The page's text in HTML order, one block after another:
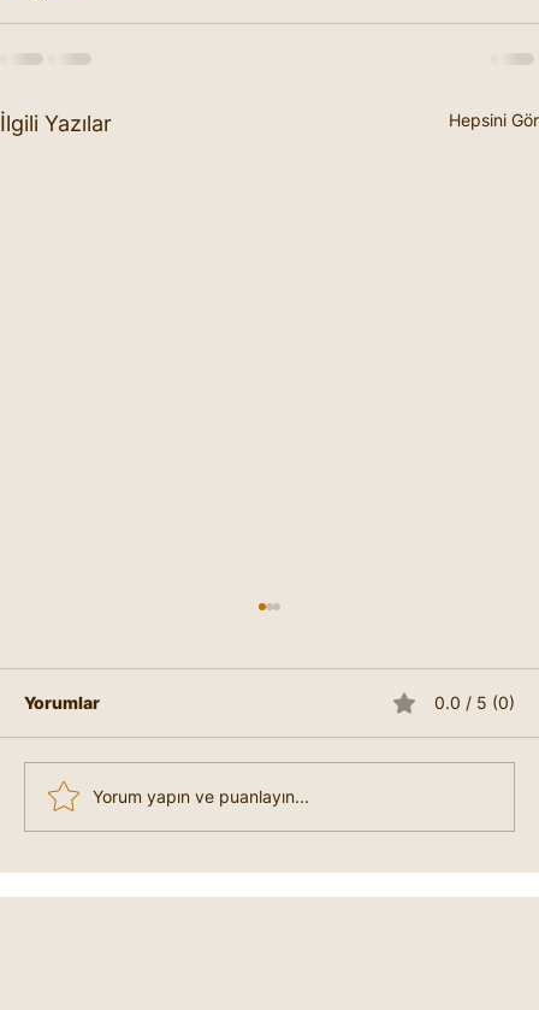
İlgili Yazılar Hepsini Gör
Yorumlar 0.0 / 5 (0)
Yorum yapın ve puanlayın...